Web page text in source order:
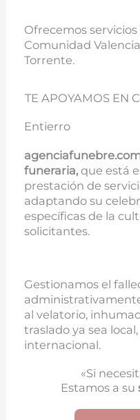
Ofrecemos
Comunidad
Torrente.
TE APOYAMOS EN
Entierro
funeraria, que está
prestación de
adaptando su
específicas de la
solicitantes.
Gestionamos el
al velatorio,
traslado ya sea
internacional.
«Si
Estamos a su